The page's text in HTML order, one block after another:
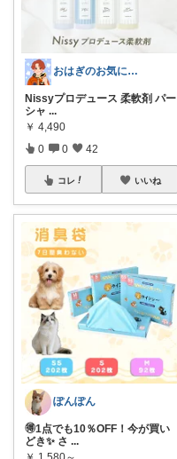
おはぎのお気に入り★
Nissyプロデュース 柔軟剤 パー
シャ ...
￥ 4,490
0 0 42
コレ いいね
ぽんぽん
🉐1点でも10％OFF！今が買い
どき✨ さ ...